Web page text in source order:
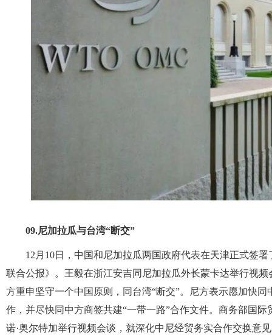
09.尼加拉瓜与台湾“断交”
12月10日，中国和尼加拉瓜两国政府代表在天津正式签
联合公报》。王毅在浙江安吉同尼加拉瓜外长蒙卡达举行视
方重申坚守一个中国原则，同台湾“断交”。尼方表示愿加快
作，并尽快同中方商签共建“一带一路”合作文件。商务部国
诺·奥尔特加举行视频会谈，就深化中尼经贸务实合作交换意